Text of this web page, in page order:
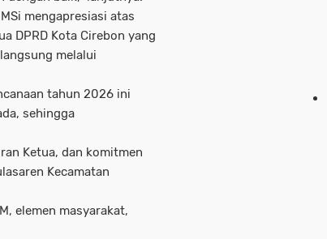
mengapresiasi atas
DPRD Kota Cirebon yang
melalui
tahun 2026 ini
sehingga
Ketua, dan komitmen
Kecamatan
elemen masyarakat,